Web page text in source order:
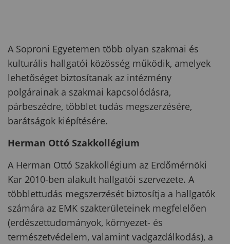
A Soproni Egyetemen több olyan szakmai és
kulturális hallgatói közösség működik, amelyek
lehetőséget biztosítanak az intézmény
polgárainak a szakmai kapcsolódásra,
párbeszédre, többlet tudás megszerzésére,
barátságok kiépítésére.
Herman Ottó Szakkollégium
A Herman Ottó Szakkollégium az Erdőmérnöki
Kar 2010-ben alakult hallgatói szervezete. A
többlettudás megszerzését biztosítja a hallgatók
számára az EMK szakterületeinek megfelelően
(erdészettudományok, környezet- és
természetvédelem, valamint vadgazdálkodás), a